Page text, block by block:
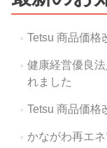
Tetsu 商品価格
健康経営優良
れました
Tetsu 商品価格
かながわ再エ